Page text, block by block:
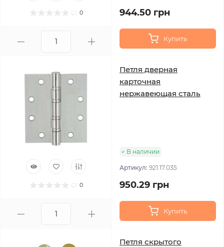
0 944.50 грн
Купить
0
Петля дверная
карточная
нержавеющая сталь
В наличии
Артикул: 921.17.035
950.29 грн
Купить
Петля скрытого